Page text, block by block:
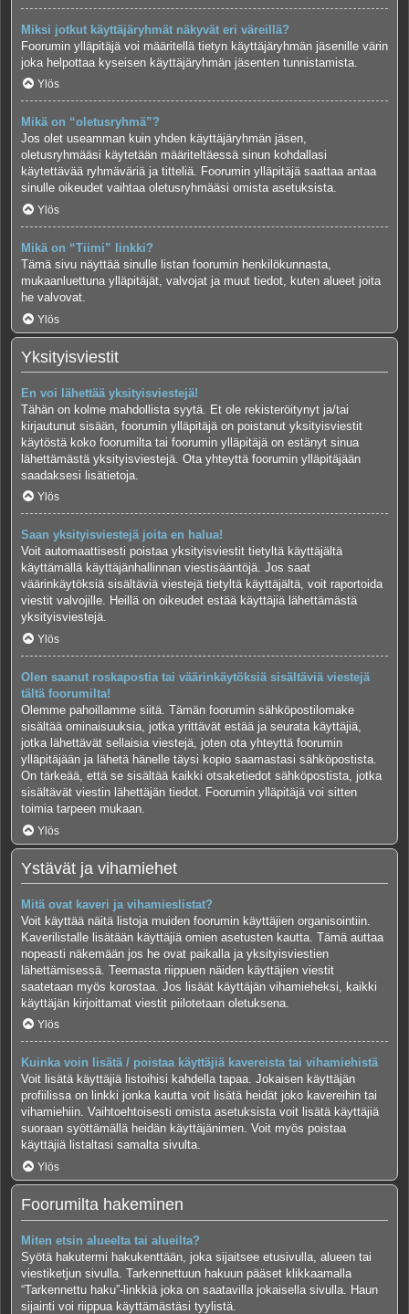
Miksi jotkut käyttäjäryhmät näkyvät eri väreillä?
Foorumin ylläpitäjä voi määritellä tietyn käyttäjäryhmän jäsenille värin
joka helpottaa kyseisen käyttäjäryhmän jäsenten tunnistamista.
Ylös
Mikä on “oletusryhmä”?
Jos olet useamman kuin yhden käyttäjäryhmän jäsen,
oletusryhmääsi käytetään määriteltäessä sinun kohdallasi
käytettävää ryhmäväriä ja titteliä. Foorumin ylläpitäjä saattaa antaa
sinulle oikeudet vaihtaa oletusryhmääsi omista asetuksista.
Ylös
Mikä on “Tiimi” linkki?
Tämä sivu näyttää sinulle listan foorumin henkilökunnasta,
mukaanluettuna ylläpitäjät, valvojat ja muut tiedot, kuten alueet joita
he valvovat.
Ylös
Yksityisviestit
En voi lähettää yksityisviestejä!
Tähän on kolme mahdollista syytä. Et ole rekisteröitynyt ja/tai
kirjautunut sisään, foorumin ylläpitäjä on poistanut yksityisviestit
käytöstä koko foorumilta tai foorumin ylläpitäjä on estänyt sinua
lähettämästä yksityisviestejä. Ota yhteyttä foorumin ylläpitäjään
saadaksesi lisätietoja.
Ylös
Saan yksityisviestejä joita en halua!
Voit automaattisesti poistaa yksityisviestit tietyltä käyttäjältä
käyttämällä käyttäjänhallinnan viestisääntöjä. Jos saat
väärinkäytöksiä sisältäviä viestejä tietyltä käyttäjältä, voit raportoida
viestit valvojille. Heillä on oikeudet estää käyttäjiä lähettämästä
yksityisviestejä.
Ylös
Olen saanut roskapostia tai väärinkäytöksiä sisältäviä viestejä
tältä foorumilta!
Olemme pahoillamme siitä. Tämän foorumin sähköpostilomake
sisältää ominaisuuksia, jotka yrittävät estää ja seurata käyttäjiä,
jotka lähettävät sellaisia viestejä, joten ota yhteyttä foorumin
ylläpitäjään ja lähetä hänelle täysi kopio saamastasi sähköpostista.
On tärkeää, että se sisältää kaikki otsaketiedot sähköpostista, jotka
sisältävät viestin lähettäjän tiedot. Foorumin ylläpitäjä voi sitten
toimia tarpeen mukaan.
Ylös
Ystävät ja vihamiehet
Mitä ovat kaveri ja vihamieslistat?
Voit käyttää näitä listoja muiden foorumin käyttäjien organisointiin.
Kaverilistalle lisätään käyttäjiä omien asetusten kautta. Tämä auttaa
nopeasti näkemään jos he ovat paikalla ja yksityisviestien
lähettämisessä. Teemasta riippuen näiden käyttäjien viestit
saatetaan myös korostaa. Jos lisäät käyttäjän vihamieheksi, kaikki
käyttäjän kirjoittamat viestit piilotetaan oletuksena.
Ylös
Kuinka voin lisätä / poistaa käyttäjiä kavereista tai vihamiehistä
Voit lisätä käyttäjiä listoihisi kahdella tapaa. Jokaisen käyttäjän
profiilissa on linkki jonka kautta voit lisätä heidät joko kavereihin tai
vihamiehiin. Vaihtoehtoisesti omista asetuksista voit lisätä käyttäjiä
suoraan syöttämällä heidän käyttäjänimen. Voit myös poistaa
käyttäjiä listaltasi samalta sivulta.
Ylös
Foorumilta hakeminen
Miten etsin alueelta tai alueilta?
Syötä hakutermi hakukenttään, joka sijaitsee etusivulla, alueen tai
viestiketjun sivulla. Tarkennettuun hakuun pääset klikkaamalla
“Tarkennettu haku”-linkkiä joka on saatavilla jokaisella sivulla. Haun
sijainti voi riippua käyttämästäsi tyylistä.